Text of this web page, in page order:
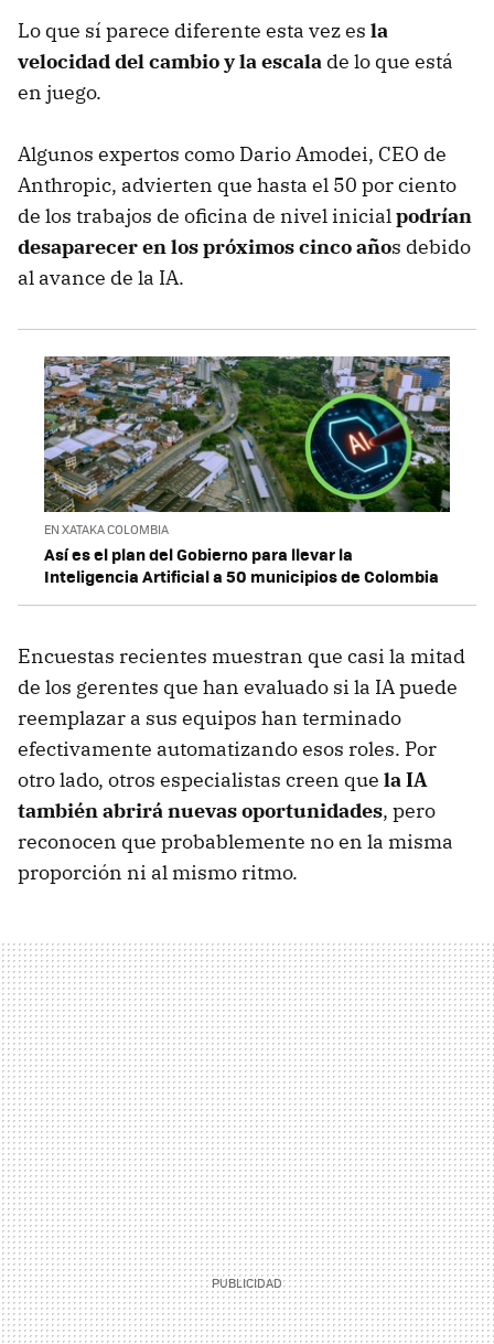
Lo que sí parece diferente esta vez es la
velocidad del cambio y la escala de lo que está
en juego.
Algunos expertos como Dario Amodei, CEO de
Anthropic, advierten que hasta el 50 por ciento
de los trabajos de oficina de nivel inicialpodrían
desaparecer en los próximos cinco años debido
al avance de la IA.
EN XATAKA COLOMBIA
Así es el plan del Gobierno para llevar la
Inteligencia Artificial a 50 municipios de Colombia
Encuestas recientes muestran que casi la mitad
de los gerentes que han evaluado si la IA puede
reemplazar a sus equipos han terminado
efectivamente automatizando esos roles. Por
otro lado, otros especialistas creen que la IA
también abrirá nuevas oportunidades, pero
reconocen que probablemente no en la misma
proporción ni al mismo ritmo.